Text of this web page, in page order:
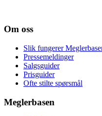
Om oss
Slik fungerer
Pressemeldinger
Salgsguider
Prisguider
Ofte stilte spørsmål
Meglerbasen